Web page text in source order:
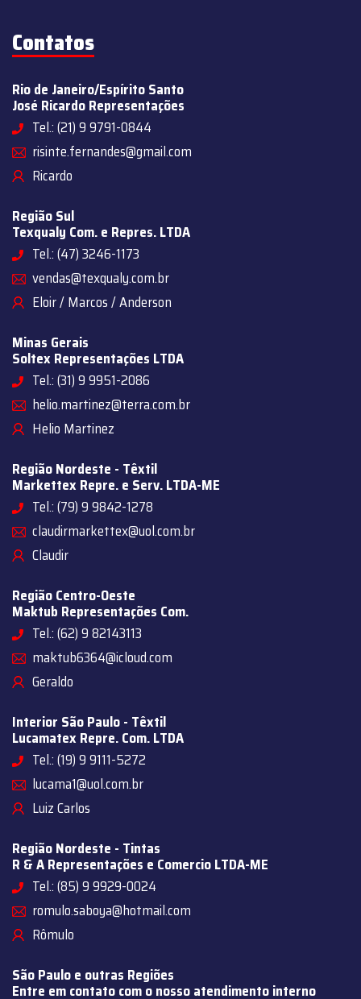
Contatos
Rio de Janeiro/Espírito Santo
José Ricardo Representações
Tel.: (21) 9 9791-0844
risinte.fernandes@gmail.com
Ricardo
Região Sul
Texqualy Com. e Repres. LTDA
Tel.: (47) 3246-1173
vendas@texqualy.com.br
Eloir / Marcos / Anderson
Minas Gerais
Soltex Representações LTDA
Tel.: (31) 9 9951-2086
helio.martinez@terra.com.br
Helio Martinez
Região Nordeste - Têxtil
Markettex Repre. e Serv. LTDA-ME
Tel.: (79) 9 9842-1278
claudirmarkettex@uol.com.br
Claudir
Região Centro-Oeste
Maktub Representações Com.
Tel.: (62) 9 82143113
maktub6364@icloud.com
Geraldo
Interior São Paulo - Têxtil
Lucamatex Repre. Com. LTDA
Tel.: (19) 9 9111-5272
lucama1@uol.com.br
Luiz Carlos
Região Nordeste - Tintas
R & A Representações e Comercio LTDA-ME
Tel.: (85) 9 9929-0024
romulo.saboya@hotmail.com
Rômulo
São Paulo e outras Regiões
Entre em contato com o nosso atendimento interno